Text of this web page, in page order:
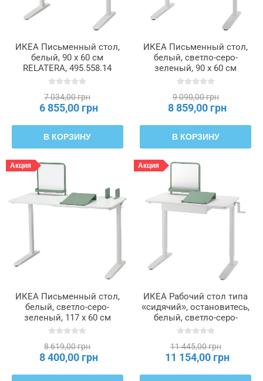
ИКЕА Письменный стол,
белый, 90 x 60 см
RELATERA, 495.558.14
7 034,00 грн
6 855,00 грн
В КОРЗИНУ
ИКЕА Письменный стол,
белый, светло-серо-
зеленый, 90 x 60 см
RELATERA, 196.073.72
9 090,00 грн
8 859,00 грн
В КОРЗИНУ
Акция
ИКЕА Письменный стол,
белый, светло-серо-
зеленый, 117 х 60 см
RELATERA, 296.073.76
8 619,00 грн
8 400,00 грн
Акция
ИКЕА Рабочий стол типа
«сидячий», остановитесь,
белый, светло-серо-
зеленый, 90 x 60 см
11 445,00 грн
11 154,00 грн